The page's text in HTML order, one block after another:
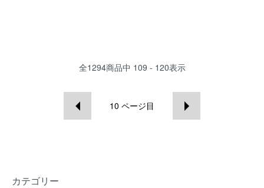
全1294商品中 109 - 120表示
10 ページ目
カテゴリー